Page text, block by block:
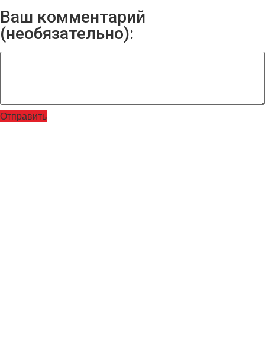
Ваш комментарий
(необязательно):
Отправить